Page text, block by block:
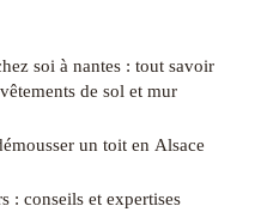
soi à nantes : tout savoir
de sol et mur
un toit en Alsace
: conseils et expertises